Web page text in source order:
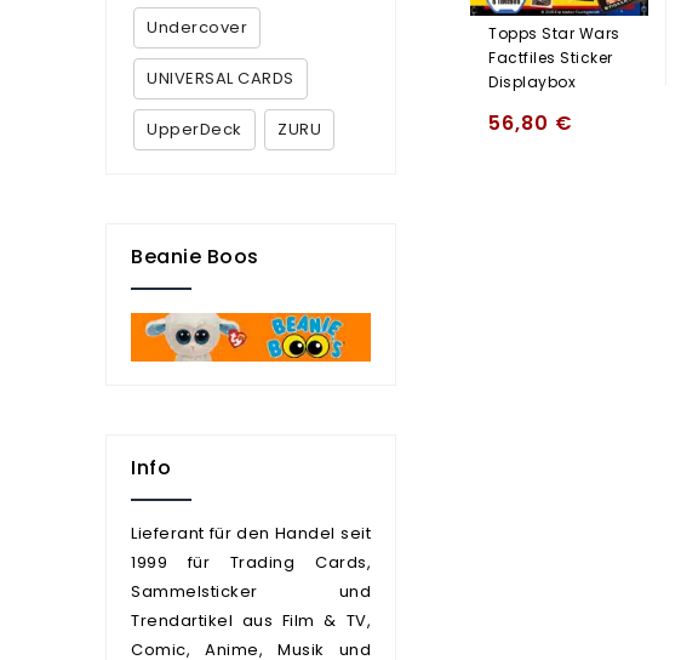
Topps Star Wars
Factfiles Sticker
Displaybox
56,80 €
Undercover
UNIVERSAL CARDS
UpperDeck ZURU
Beanie Boos
Info
Lieferant für den Handel seit
1999 für Trading Cards,
Sammelsticker und
Trendartikel aus Film & TV,
Comic, Anime, Musik und